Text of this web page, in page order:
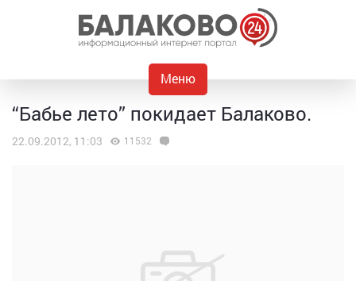
Меню
“Бабье лето” покидает Балаково.
22.09.2012, 11:03 11532